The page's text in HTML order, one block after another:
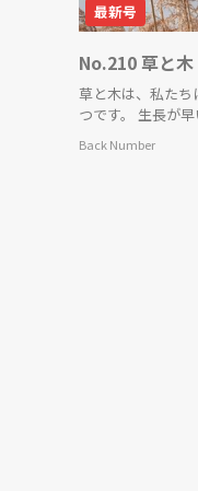
最新号
No.210 草と木
草と木は、私たち
つです。 生長が
Back Number